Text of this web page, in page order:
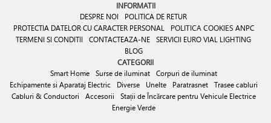
INFORMATII
DESPRE NOI
POLITICA DE RETUR
PROTECTIA DATELOR CU CARACTER PERSONAL
POLITICA COOKIES ANPC
TERMENI SI CONDITII
CONTACTEAZA-NE SERVICII EURO VIAL LIGHTING
BLOG
CATEGORII
Smart Home Surse de iluminat
Corpuri de iluminat
Echipamente si Aparataj Electric
Diverse Unelte Paratrasnet
Trasee cabluri
Cabluri & Conductori
Accesorii
Stații de Încărcare pentru Vehicule Electrice
Energie Verde